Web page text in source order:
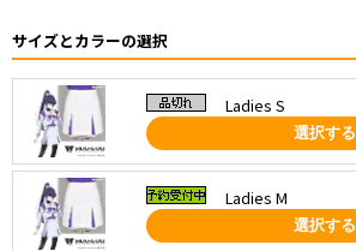
サイズとカラーの選択
Ladies S
選択する
Ladies M
選択する